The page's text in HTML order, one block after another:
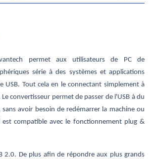
permet aux utilisateurs de PC de
série à des systèmes et applications
USB. Tout cela en le connectant simplement à
Le convertisseur permet de passer de l'USB à du
avoir besoin de redémarrer la machine ou
est compatible avec le fonctionnement plug &
2.0. De plus afin de répondre aux plus grands